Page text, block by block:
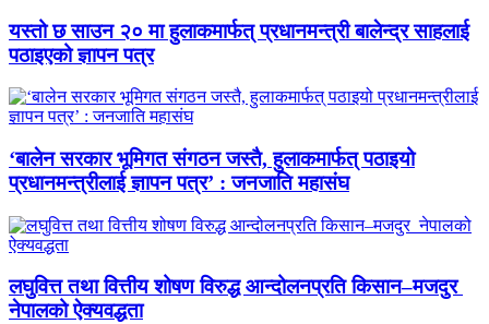
यस्तो छ साउन २० मा हुलाकमार्फत् प्रधानमन्त्री बालेन्द्र साहलाई
पठाइएको ज्ञापन पत्र
‘बालेन सरकार भूमिगत संगठन जस्तै, हुलाकमार्फत् पठाइयो
प्रधानमन्त्रीलाई ज्ञापन पत्र’ : जनजाति महासंघ
लघुवित्त तथा वित्तीय शोषण विरुद्ध आन्दोलनप्रति किसान–मजदुर
नेपालको ऐक्यवद्धता